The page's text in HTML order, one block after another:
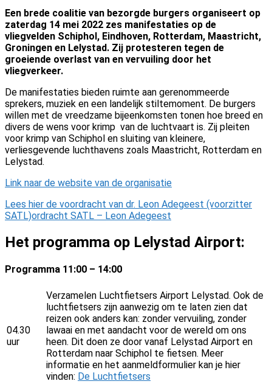
Een brede coalitie van bezorgde burgers organiseert op
zaterdag 14 mei 2022 zes manifestaties op de
vliegvelden Schiphol, Eindhoven, Rotterdam, Maastricht,
Groningen en Lelystad. Zij protesteren tegen de
groeiende overlast van en vervuiling door het
vliegverkeer.
De manifestaties bieden ruimte aan gerenommeerde
sprekers, muziek en een landelijk stiltemoment. De burgers
willen met de vreedzame bijeenkomsten tonen hoe breed en
divers de wens voor krimp van de luchtvaart is. Zij pleiten
voor krimp van Schiphol en sluiting van kleinere,
verliesgevende luchthavens zoals Maastricht, Rotterdam en
Lelystad.
Link naar de website van de organisatie
Lees hier de voordracht van dr. Leon Adegeest (voorzitter
SATL)ordracht SATL – Leon Adegeest
Het programma op Lelystad Airport:
Programma 11:00 – 14:00
04.30
uur
Verzamelen Luchtfietsers Airport Lelystad. Ook de
luchtfietsers zijn aanwezig om te laten zien dat
reizen ook anders kan: zonder vervuiling, zonder
lawaai en met aandacht voor de wereld om ons
heen. Dit doen ze door vanaf Lelystad Airport en
Rotterdam naar Schiphol te fietsen. Meer
informatie en het aanmeldformulier kan je hier
vinden: De Luchtfietsers